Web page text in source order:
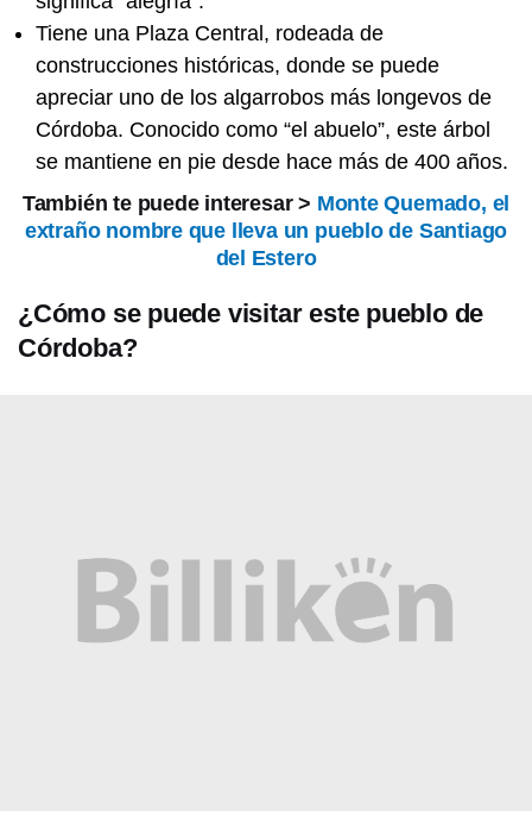
Tiene una Plaza Central, rodeada de
construcciones históricas, donde se puede
apreciar uno de los algarrobos más longevos de
Córdoba. Conocido como “el abuelo”, este árbol
se mantiene en pie desde hace más de 400 años.
También te puede interesar > Monte Quemado, el
extraño nombre que lleva un pueblo de Santiago
del Estero
¿Cómo se puede visitar este pueblo de
Córdoba?